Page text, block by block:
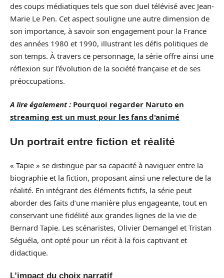
des coups médiatiques tels que son duel télévisé avec Jean-
Marie Le Pen. Cet aspect souligne une autre dimension de
son importance, à savoir son engagement pour la France
des années 1980 et 1990, illustrant les défis politiques de
son temps. À travers ce personnage, la série offre ainsi une
réflexion sur l’évolution de la société française et de ses
préoccupations.
A lire également : Pourquoi regarder Naruto en
streaming est un must pour les fans d'animé
Un portrait entre fiction et réalité
« Tapie » se distingue par sa capacité à naviguer entre la
biographie et la fiction, proposant ainsi une relecture de la
réalité. En intégrant des éléments fictifs, la série peut
aborder des faits d’une manière plus engageante, tout en
conservant une fidélité aux grandes lignes de la vie de
Bernard Tapie. Les scénaristes, Olivier Demangel et Tristan
Séguéla, ont opté pour un récit à la fois captivant et
didactique.
L’impact du choix narratif